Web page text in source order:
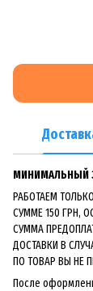
МИНИМАЛЬНЫЙ
РАБОТАЕМ
СУММЕ 150 ГРН,
СУММА
ДОСТАВКИ В
ПО ТОВАР ВЫ НЕ
После